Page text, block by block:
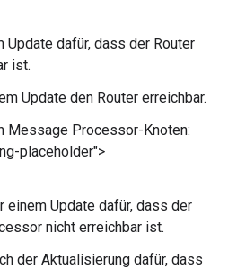
Update dafür, dass der Router
ist.
Update den Router erreichbar.
Message Processor-Knoten:
placeholder">
einem Update dafür, dass der
nicht erreichbar ist.
der Aktualisierung dafür, dass